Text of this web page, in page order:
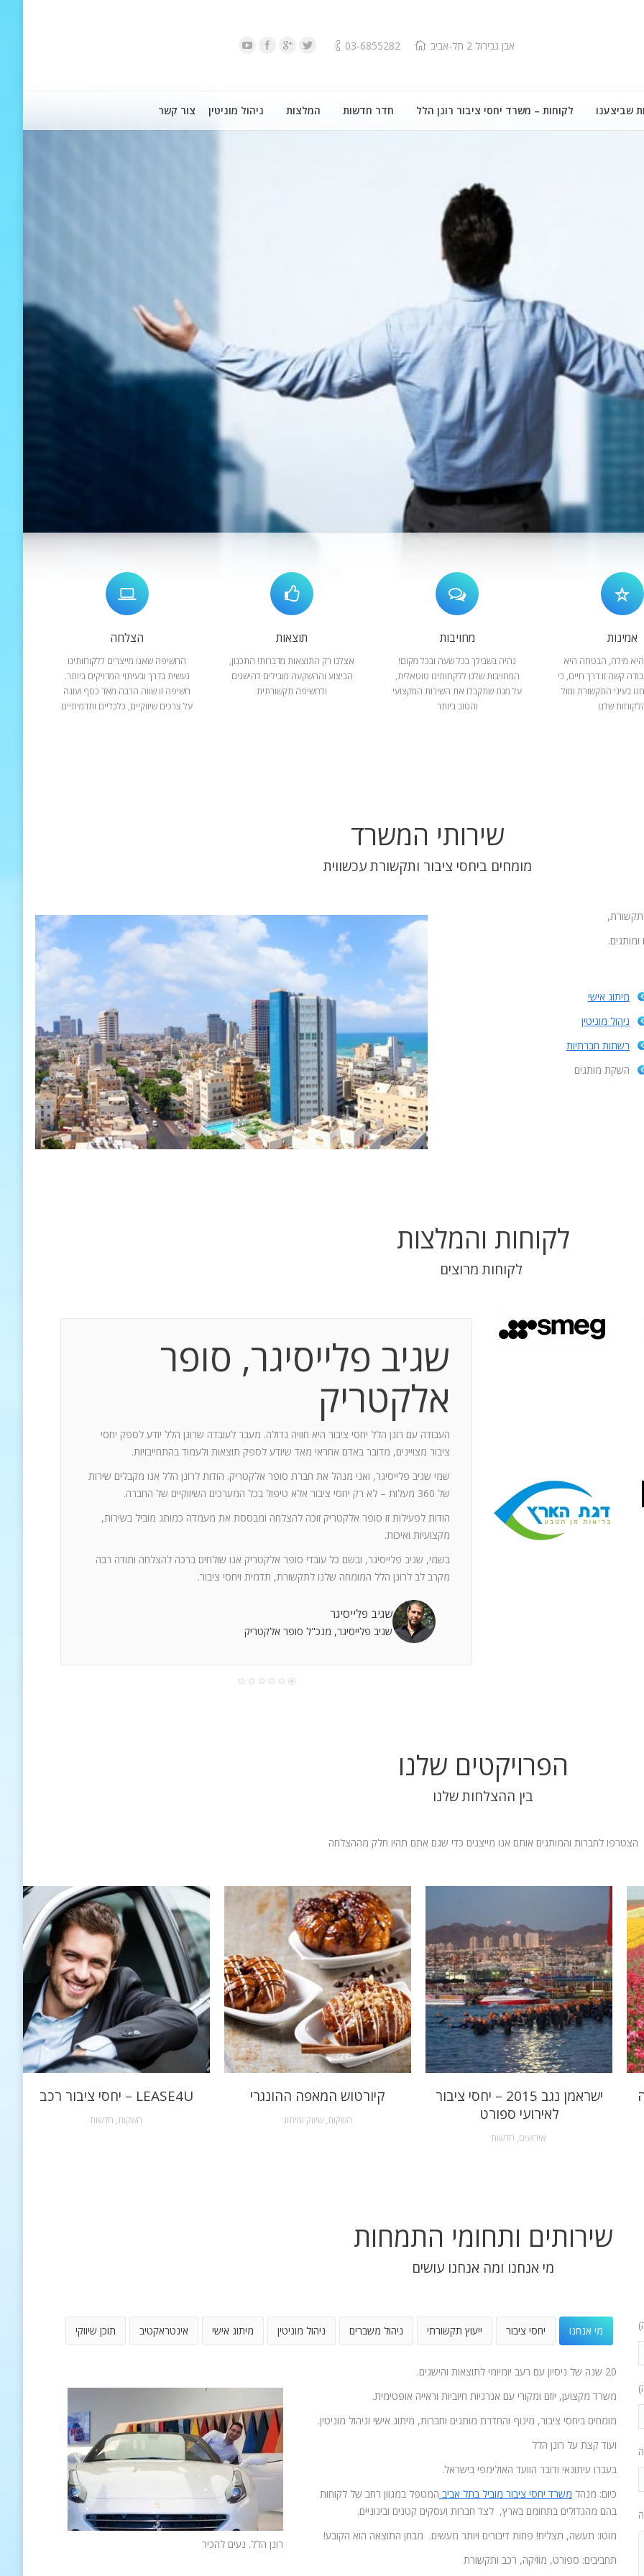
אבן גבירול 2 תל-אביב 03-6855282
שביצענו לקוחות – משרד יחסי ציבור רונן הלל חדר חדשות המלצות ניהול מוניטין צור קשר
אמינות
היא מילה, הבטחה היא
קשה זו דרך חיים, כי
בעיני התקשורת ומול
שלנו
מחויבות
נהיה בשבילך בכל שעה ובכל מקום!
המחויבות שלנו ללקחותינו טוטאלית,
על מנת שתקבלו את השירות המקצועי
והטוב ביותר
תוצאות
אצלנו רק התוצאות מדברות! התכנון,
הביצוע וההשקעה מובילים להישגים
ולחשיפה תקשורתית
הצלחה
החשיפה שאנו מייצרים ללקוחותינו
נעשית בדרך ובעיתוי המדויקים ביותר.
חשיפה זו שווה הרבה מאד כסף ועונה
על צרכים שיווקיים, כלכליים ותדמיתיים
שירותי המשרד
מומחים ביחסי ציבור ותקשורת עכשווית
מיתוג אישי
ניהול מוניטין
רשתות חברתיות
השקת מותגים
לקוחות והמלצות
לקוחות מרוצים
שגיב פלייסיגר, סופר
אלקטריק
העבודה עם רונן הלל יחסי ציבור היא חוויה גדולה. מעבר לעובדה שרונן הלל יודע לספק יחסי
ציבור מצויינים, מדובר באדם אחראי מאד שיודע לספק תוצאות ולעמוד בהתחייבויות.
שמי שגיב פלייסיגר, ואני מנהל את חברת סופר אלקטריק. הודות לרונן הלל אנו מקבלים שירות
של 360 מעלות – לא רק יחסי ציבור אלא טיפול בכל המערכים השיווקיים של החברה.
הודות לפעילות זו סופר אלקטריק זוכה להצלחה ומבססת את מעמדה כמותג מוביל בשירות,
מקצועיות ואיכות.
בשמי, שגיב פלייסיגר, ובשם כל עובדי סופר אלקטריק אנו שולחים ברכה להצלחה ותודה רבה
מקרב לב לרונן הלל המומחה שלנו לתקשורת, תדמית ויחסי ציבור.
שגיב פלייסיגר
שגיב פלייסיגר, מנכ"ל סופר אלקטריק
עבודה משותפת בת 10 שנים.
מספר תחנות: פארק מיני ישראל בלטרון,
, מדרבן ומייצר תקשורת יש
בך את היכולת להניע את כלל הצוות
חפץ ובקבועי זמן קצרים.
מימד פרסומי ומכיר את רזי הפעלתו. על אף
לצוות שלי ולי את התחושה, שרק אנו
שגורות בפיך. המאגר האנרגטי שלך בלתי
הפרויקטים שלנו
בין ההצלחות שלנו
הצטרפו לחברות והמותגים אותם אנו מייצגים כדי שגם אתם תהיו חלק מההצלחה
LEASE4U – יחסי ציבור רכב
השקות, חדשות
קיורטוש המאפה ההונגרי
השקות,שיווק ומיתוג
ישראמן נגב 2015 – יחסי ציבור
לאירועי ספורט
אירועים, חדשות
שירותים ותחומי התמחות
מי אנחנו ומה אנחנו עושים
מי אנחנו יחסי ציבור ייעוץ תקשורתי ניהול משברים ניהול מוניטין מיתוג אישי אינטראקטיב תוכן שיווקי
20 שנה של ניסיון עם רעב יומיומי לתוצאות והישגים.
רונן הלל. נעים להכיר
משרד מקצוען, יוזם ומקורי עם אנרגיות חיוביות וראייה אופטימית.
מומחים ביחסי ציבור, מינוף והחדרת מותגים וחברות, מיתוג אישי וניהול מוניטין.
ועוד קצת על רונן הלל
בעברו עיתונאי ודובר הוועד האולימפי בישראל.
כיום: מנהל משרד יחסי ציבור מוביל בתל אביב המטפל במגוון רחב של לקוחות
בהם מהגדולים בתחומם בארץ, לצד חברות ועסקים קטנים ובינוניים.
מוטו: תעשה, תצליח! פחות דיבורים ויותר מעשים. מבחן התוצאה הוא הקובע!
תחביבים: ספורט, מוזיקה, רכב ותקשורת